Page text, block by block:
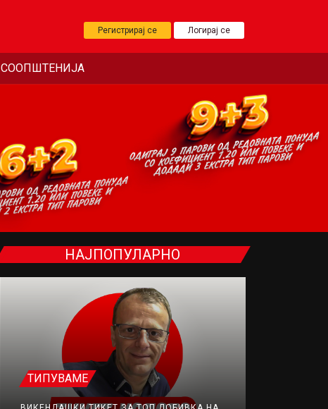
Регистрирај се Логирај се
СООПШТЕНИЈА
НАЈПОПУЛАРНО
ТИПУВАМЕ